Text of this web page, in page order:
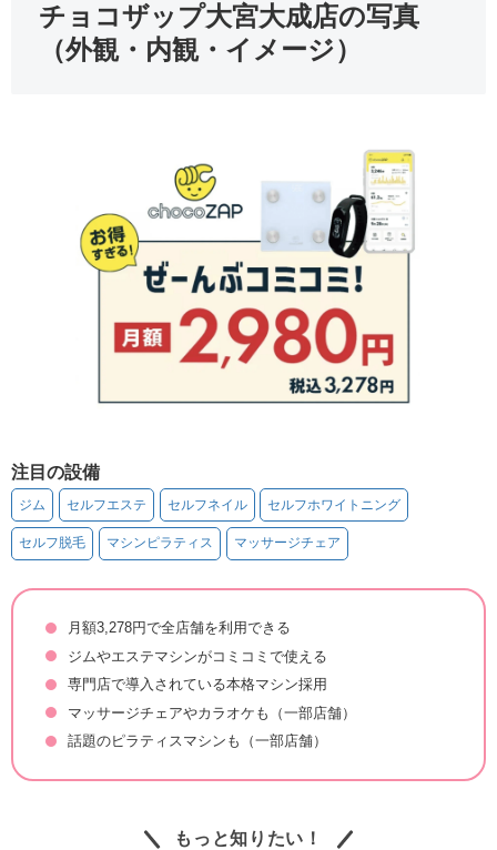
チョコザップ大宮大成店の写真
（外観・内観・イメージ）
注目の設備
ジム セルフエステ セルフネイル セルフホワイトニング
セルフ脱毛 マシンピラティス マッサージチェア
月額3,278円で全店舗を利用できる
ジムやエステマシンがコミコミで使える
専門店で導入されている本格マシン採用
マッサージチェアやカラオケも（一部店舗）
話題のピラティスマシンも（一部店舗）
もっと知りたい！